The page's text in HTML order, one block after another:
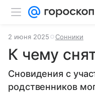
2 июня 2025 Сонники
К чему
Сновидения с
родственников